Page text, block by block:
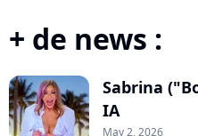
+ de news :
Sabrina
IA
May 2, 2026